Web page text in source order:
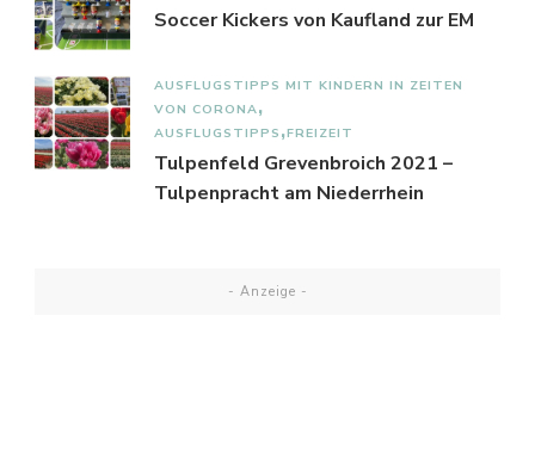
Soccer Kickers von Kaufland zur EM
AUSFLUGSTIPPS MIT KINDERN IN ZEITEN
VON CORONA
AUSFLUGSTIPPS FREIZEIT
Tulpenfeld Grevenbroich 2021 –
Tulpenpracht am Niederrhein
- Anzeige -